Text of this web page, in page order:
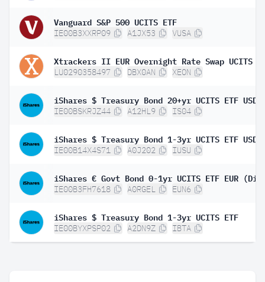
Vanguard S&P 500 UCITS ETF
IE00B3XXRP09 A1JX53 VUSA
LU0290358497 DBX0AN XEON
IE00BSKRJZ44 A12HL9 IS04
IE00B14X4S71 A0J202 IUSU
iShares € Govt Bond 0-1yr UCITS ETF EUR
IE00B3FH7618 A0RGEL EUN6
iShares $ Treasury Bond 1-3yr UCITS ETF
IE00BYXPSP02 A2DN9Z IBTA